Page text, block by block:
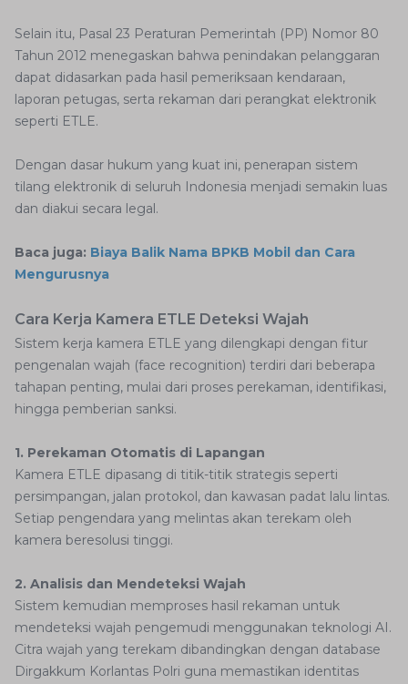
Selain itu, Pasal 23 Peraturan Pemerintah (PP) Nomor 80
Tahun 2012 menegaskan bahwa penindakan pelanggaran
dapat didasarkan pada hasil pemeriksaan kendaraan,
laporan petugas, serta rekaman dari perangkat elektronik
seperti ETLE.
Dengan dasar hukum yang kuat ini, penerapan sistem
tilang elektronik di seluruh Indonesia menjadi semakin luas
dan diakui secara legal.
Baca juga: Biaya Balik Nama BPKB Mobil dan Cara
Mengurusnya
Cara Kerja Kamera ETLE Deteksi Wajah
Sistem kerja kamera ETLE yang dilengkapi dengan fitur
pengenalan wajah (face recognition) terdiri dari beberapa
tahapan penting, mulai dari proses perekaman, identifikasi,
hingga pemberian sanksi.
1. Perekaman Otomatis di Lapangan
Kamera ETLE dipasang di titik-titik strategis seperti
persimpangan, jalan protokol, dan kawasan padat lalu lintas.
Setiap pengendara yang melintas akan terekam oleh
kamera beresolusi tinggi.
2. Analisis dan Mendeteksi Wajah
Sistem kemudian memproses hasil rekaman untuk
mendeteksi wajah pengemudi menggunakan teknologi AI.
Citra wajah yang terekam dibandingkan dengan database
Dirgakkum Korlantas Polri guna memastikan identitas